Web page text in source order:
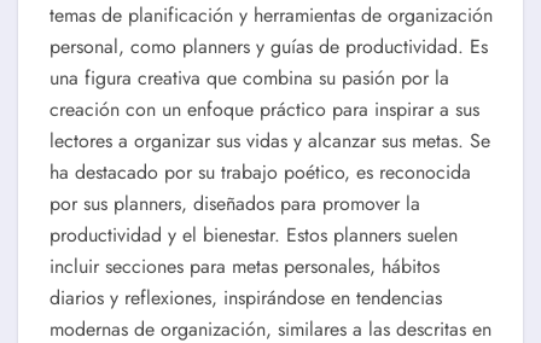
temas de planificación y herramientas de organización
personal, como planners y guías de productividad. Es
una figura creativa que combina su pasión por la
creación con un enfoque práctico para inspirar a sus
lectores a organizar sus vidas y alcanzar sus metas. Se
ha destacado por su trabajo poético, es reconocida
por sus planners, diseñados para promover la
productividad y el bienestar. Estos planners suelen
incluir secciones para metas personales, hábitos
diarios y reflexiones, inspirándose en tendencias
modernas de organización, similares a las descritas en